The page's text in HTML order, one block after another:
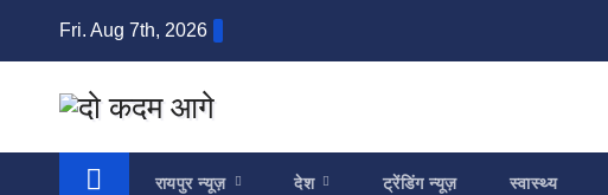
Fri. Aug 7th, 2026
रायपुर न्यूज़ देश ट्रेंडिंग न्यूज़ स्वास्थ्य